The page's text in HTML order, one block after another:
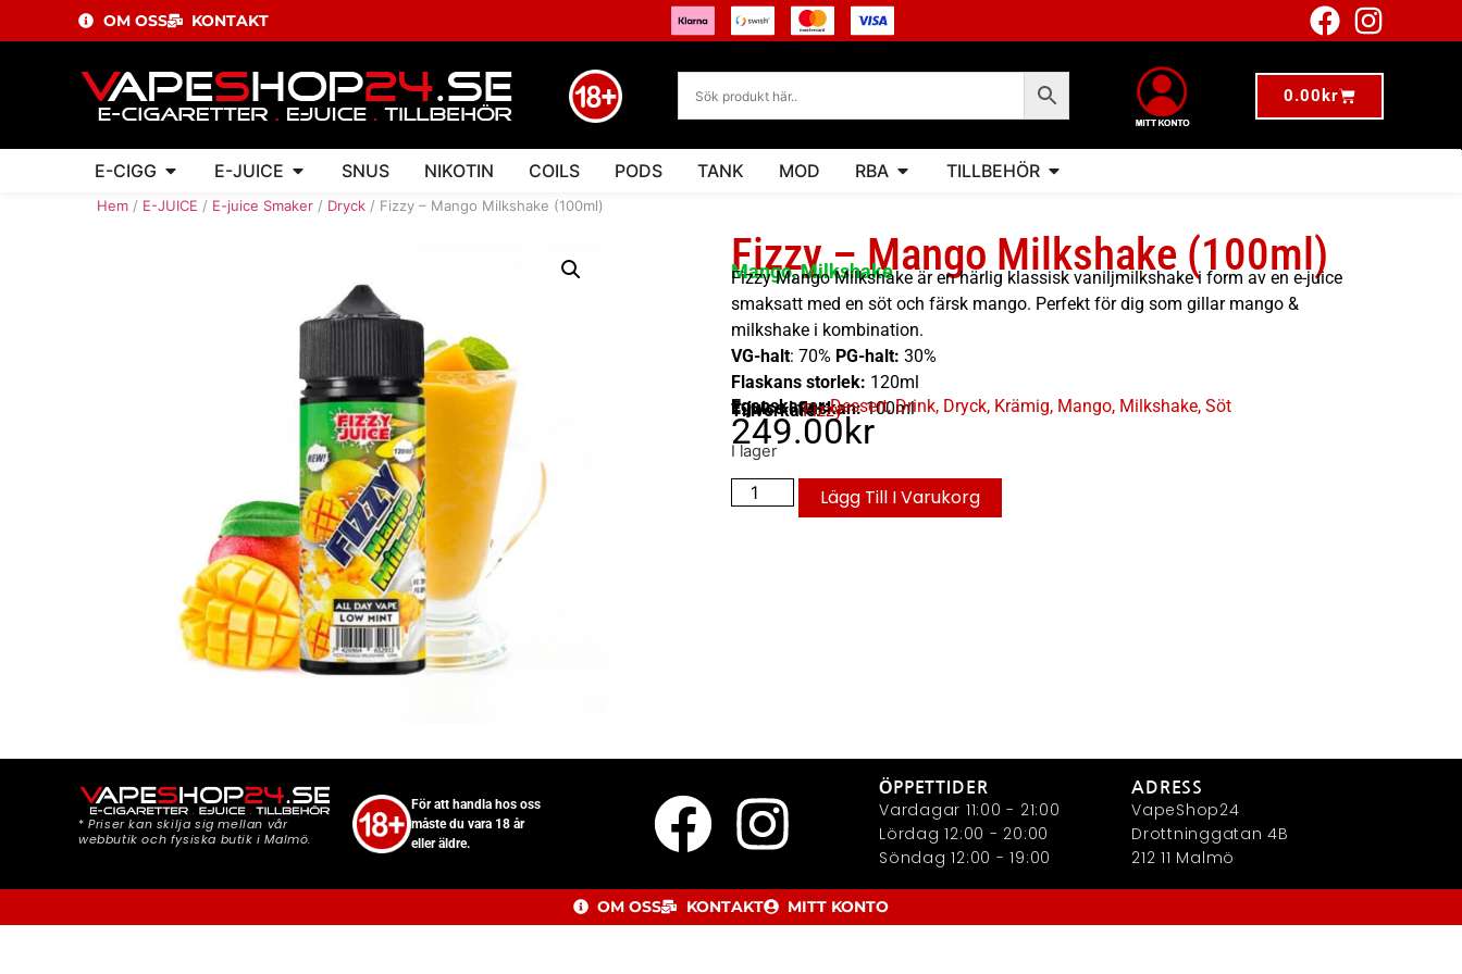
OM OSS KONTAKT
0.00 kr
E-CIGG E-JUICE SNUS NIKOTIN COILS PODS TANK MOD RBA TILLBEHÖR
Hem / E-JUICE / E-juice Smaker / Dryck / Fizzy – Mango Milkshake (100ml)
Fizzy – Mango Milkshake (100ml)
Mango, Milkshake
Fizzy Mango Milkshake är en härlig klassisk vaniljmilkshake i form av en e-juice
smaksatt med en söt och färsk mango. Perfekt för dig som gillar mango &
milkshake i kombination.
VG-halt: 70% PG-halt: 30%
Flaskans storlek: 120ml
E-juice i flaskan:100ml
Egenskaper:Dessert,Drink, Dryck, Krämig, Mango, Milkshake, Söt
Tillverkare:Fizzy
249.00kr
I lager
Lägg Till I Varukorg
*Priser kan skilja sig mellan vår
webbutik och fysiska butik i Malmö.
För att handla hos oss
måste du vara 18 år
eller äldre.
ÖPPETTIDER
Vardagar 11:00 - 21:00
Lördag 12:00 - 20:00
Söndag 12:00 - 19:00
ADRESS
VapeShop24
Drottninggatan 4B
212 11 Malmö
OM OSS KONTAKT MITT KONTO